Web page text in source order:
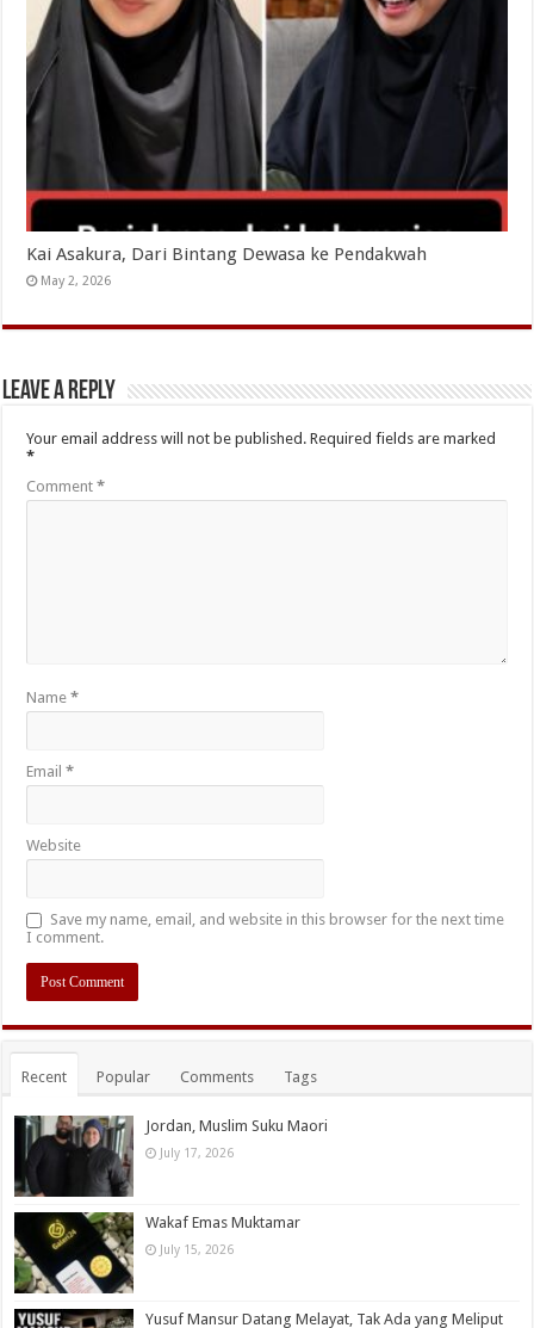
Kai Asakura, Dari Bintang Dewasa ke Pendakwah
May 2, 2026
Leave a Reply
Your email address will not be published. Required fields are marked
*
Comment*
Name*
Email*
Website
Save my name, email, and website in this browser for the next time
I comment.
Recent Popular Comments Tags
Jordan, Muslim Suku Maori
July 17, 2026
Wakaf Emas Muktamar
July 15, 2026
Yusuf Mansur Datang Melayat, Tak Ada yang Meliput